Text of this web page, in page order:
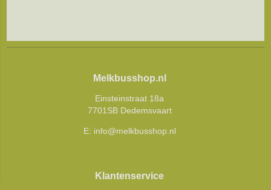
Melkbusshop.nl
Einsteinstraat 18a
7701SB Dedemsvaart
E: info@melkbusshop.nl
Klantenservice